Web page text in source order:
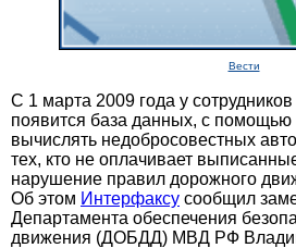
Вести
С 1 марта 2009 года у
появится база данных, с помощью
вычислять недобросовестных
тех, кто не оплачивает
нарушение правил дорожного
Об этом Интерфаксу сообщил
Департамента обеспечения
движения (ДОБДД) МВД РФ